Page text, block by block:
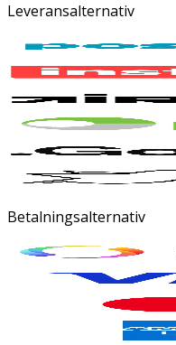
Leveransalternativ
Betalningsalternativ